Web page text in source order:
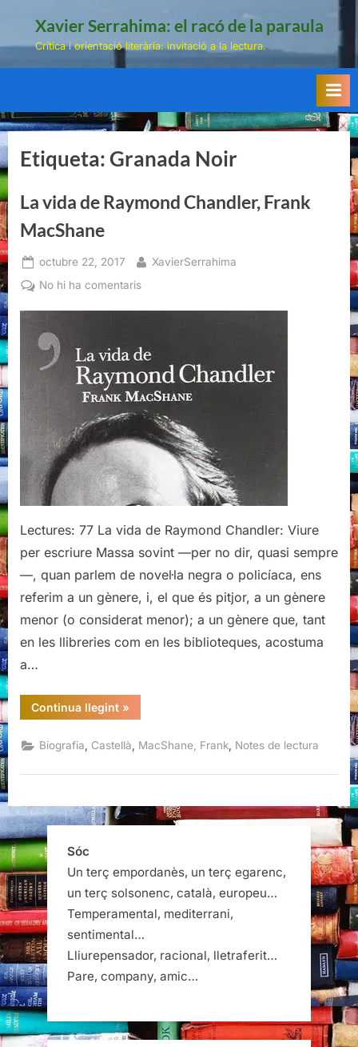
Xavier Serrahima: el racó de la paraula
Crítica i orientació literària: invitació a la lectura.
Etiqueta:Granada Noir
La vida de Raymond Chandler, Frank
MacShane
Posted
on
octubre 22, 2017 By
XavierSerrahima
No hi ha comentarisa
Raymond
Chandler,
Frank
MacShane
Lectures: 77 La vida de Raymond Chandler: Viure
per escriure Massa sovint —per no dir, quasi sempre
—, quan parlem de novel·la negra o policíaca, ens
referim a un gènere, i, el que és pitjor, a un gènere
menor (o considerat menor); a un gènere que, tant
en les llibreries com en les biblioteques, acostuma
a…
Continua llegint“La
vida
Raymond
Chandler,
MacShane”
»
Biografia Castellà MacShane, Frank Notes de lectura
Sóc
Un terç empordanès, un terç egarenc,
un terç solsonenc, català, europeu…
Temperamental, mediterrani,
sentimental…
Lliurepensador, racional, lletraferit…
Pare, company, amic…